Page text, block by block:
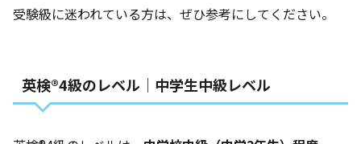
受験級に迷われている方は、ぜひ参考にしてください。
英検®4級のレベル｜中学生中級レベル